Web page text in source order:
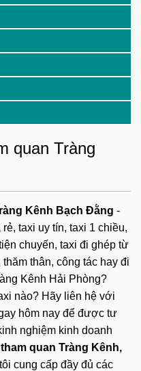
quan Tràng
Kênh Bạch Đằng -
taxi uy tín, taxi 1 chiều,
chuyến, taxi đi ghép từ
thân, công tác hay đi
Kênh Hải Phòng?
nào? Hãy liên hệ với
hôm nay để được tư
nghiệm kinh doanh
quan Tràng Kênh,
cung cấp đầy đủ các